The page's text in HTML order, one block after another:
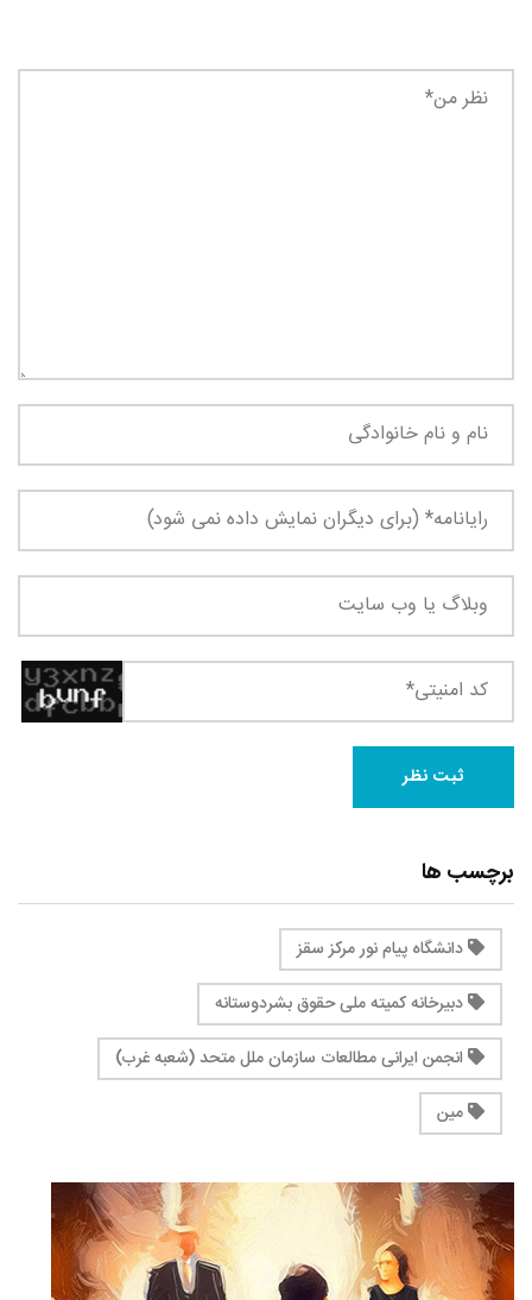
برچسب ها
دانشگاه پیام نور مرکز سقز
دبیرخانه کمیته ملی حقوق بشردوستانه
انجمن ایرانی مطالعات سازمان ملل متحد (شعبه غرب)
مین